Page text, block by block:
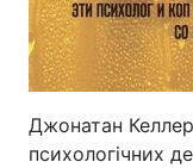
Джонатан
психологічних